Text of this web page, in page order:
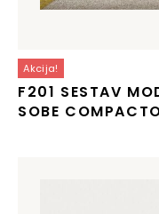
Akcija!
F201 SESTAV
SOBE